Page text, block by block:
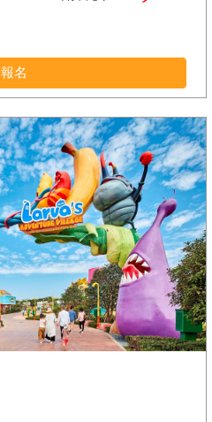
報名